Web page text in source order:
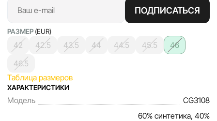
ПОДПИСАТЬСЯ
РАЗМЕР (EUR)
42 42.5 43.5 44 44.5 45.5
46
46.5
Таблица размеров
ХАРАКТЕРИСТИКИ
Модель CG3108
60% синтетика, 40%